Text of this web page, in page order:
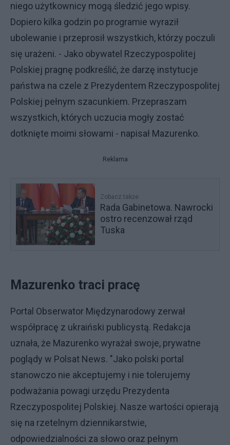
niego użytkownicy mogą śledzić jego wpisy.
Dopiero kilka godzin po programie wyraził
ubolewanie i przeprosił wszystkich, którzy poczuli
się urażeni. - Jako obywatel Rzeczypospolitej
Polskiej pragnę podkreślić, że darzę instytucje
państwa na czele z Prezydentem Rzeczypospolitej
Polskiej pełnym szacunkiem. Przepraszam
wszystkich, których uczucia mogły zostać
dotknięte moimi słowami - napisał Mazurenko.
Reklama
Zobacz także
Rada Gabinetowa. Nawrocki
ostro recenzował rząd
Tuska
Mazurenko traci pracę
Portal Obserwator Międzynarodowy zerwał
współpracę z ukraiński publicystą. Redakcja
uznała, że Mazurenko wyrażał swoje, prywatne
poglądy w Polsat News. "Jako polski portal
stanowczo nie akceptujemy i nie tolerujemy
podważania powagi urzędu Prezydenta
Rzeczypospolitej Polskiej. Nasze wartości opierają
się na rzetelnym dziennikarstwie,
odpowiedzialności za słowo oraz pełnym